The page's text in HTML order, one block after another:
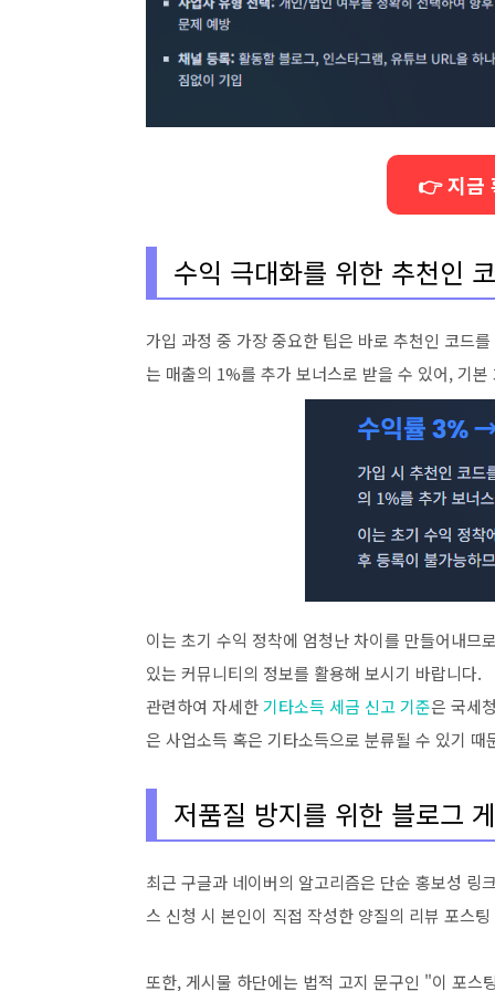
👉 지금
수익 극대화를 위한 추천인
가입 과정 중 가장 중요한 팁은 바로 추천인 코드
는 매출의 1%를 추가 보너스로 받을 수 있어, 기
이는 초기 수익 정착에 엄청난 차이를 만들어내므
있는 커뮤니티의 정보를 활용해 보시기 바랍니다.
관련하여 자세한기타소득 세금 신고 기준은 국세
은 사업소득 혹은 기타소득으로 분류될 수 있기 때
저품질 방지를 위한 블로그
최근 구글과 네이버의 알고리즘은 단순 홍보성 링
스 신청 시 본인이 직접 작성한 양질의 리뷰 포스
또한, 게시물 하단에는 법적 고지 문구인 "이 포스